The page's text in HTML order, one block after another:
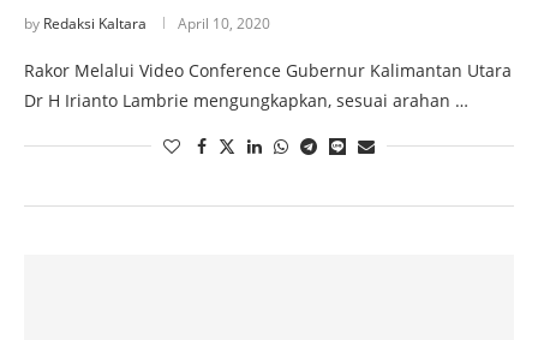
by Redaksi Kaltara April 10, 2020
Rakor Melalui Video Conference Gubernur Kalimantan Utara
Dr H Irianto Lambrie mengungkapkan, sesuai arahan …